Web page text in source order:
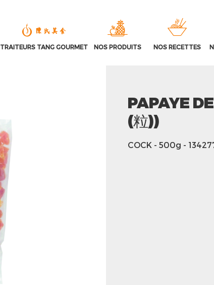
TRAITEURS TANG GOURMET NOS PRODUITS NOS RECETTES
PAPAYE
(粒))
COCK - 500g -